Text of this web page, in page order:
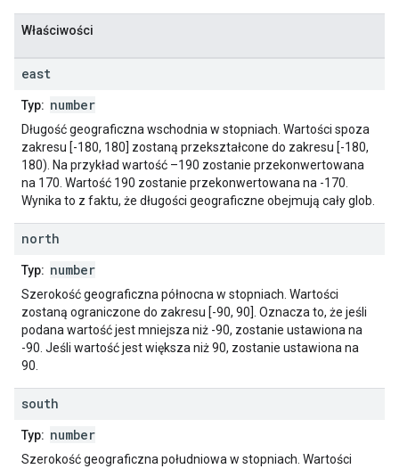
Właściwości
east
Typ: number
Długość geograficzna wschodnia w stopniach. Wartości spoza
zakresu [-180, 180] zostaną przekształcone do zakresu [-180,
180). Na przykład wartość –190 zostanie przekonwertowana
na 170. Wartość 190 zostanie przekonwertowana na -170.
Wynika to z faktu, że długości geograficzne obejmują cały glob.
north
Typ: number
Szerokość geograficzna północna w stopniach. Wartości
zostaną ograniczone do zakresu [-90, 90]. Oznacza to, że jeśli
podana wartość jest mniejsza niż -90, zostanie ustawiona na
-90. Jeśli wartość jest większa niż 90, zostanie ustawiona na
90.
south
Typ: number
Szerokość geograficzna południowa w stopniach. Wartości